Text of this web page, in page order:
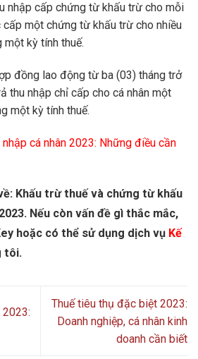
nhập cấp chứng từ khấu trừ cho mỗi
cấp một chứng từ khấu trừ cho nhiều
một kỳ tính thuế.
đồng lao động từ ba (03) tháng trở
thu nhập chỉ cấp cho cá nhân một
một kỳ tính thuế.
nhập cá nhân 2023: Những điều cần
Khấu trừ thuế và chứng từ khấu
Nếu còn vấn đề gì thắc mắc,
hoặc có thể sử dụng dịch vụ Kế
tôi.
2023:
Thuế tiêu thụ đặc biệt 2023:
Doanh nghiệp, cá nhân kinh
doanh cần biết